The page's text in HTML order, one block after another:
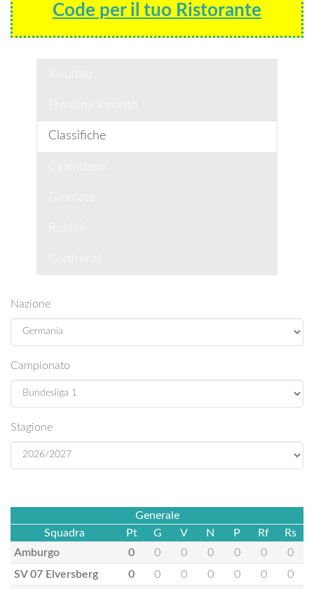
Code per il tuo Ristorante
Classifiche
Nazione
Campionato
Stagione
Generale
Squadra
Pt G V N P Rf
Rs
Amburgo
0 0 0 0 0 0
0
SV 07 Elversberg
0 0 0 0 0 0
0